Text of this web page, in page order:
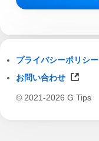
プライバシーポリシー
お問い合わせ
© 2021-2026 G Tips